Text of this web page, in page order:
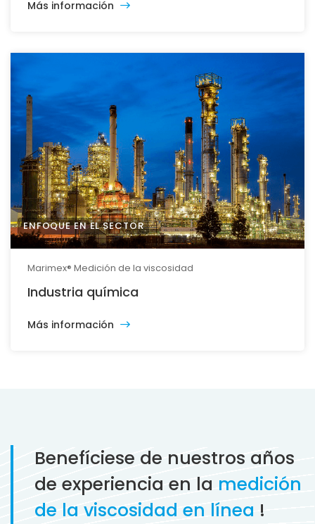
Más información
ENFOQUE EN EL SECTOR
Marimex® Medición de la viscosidad
Industria química
Más información
Benefíciese de nuestros años
de experiencia en la medición
de la viscosidad en línea !